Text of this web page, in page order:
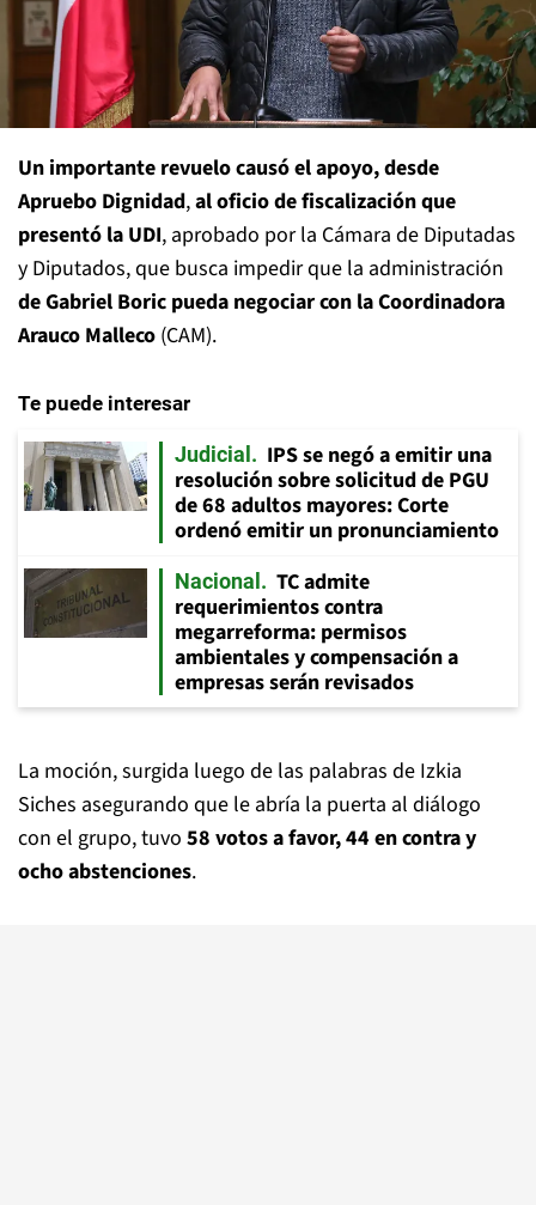
Un importante revuelo causó el apoyo, desde
Apruebo Dignidad,al oficio de fiscalización que
presentó la UDI, aprobado por la Cámara de Diputadas
y Diputados, que busca impedir que la administración
de Gabriel Boric pueda negociar con la Coordinadora
Arauco Malleco (CAM).
Te puede interesar
Judicial
IPS se negó a emitir una
resolución sobre solicitud de PGU
de 68 adultos mayores: Corte
ordenó emitir un pronunciamiento
Nacional
TC admite
requerimientos contra
megarreforma: permisos
ambientales y compensación a
empresas serán revisados
La moción, surgida luego de las palabras de Izkia
Siches asegurando que le abría la puerta al diálogo
con el grupo, tuvo 58 votos a favor, 44 en contra y
ocho abstenciones.